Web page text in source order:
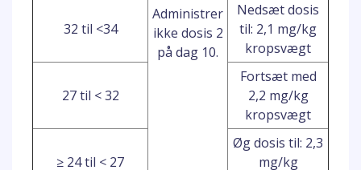
Administrer
ikke dosis 2
på dag 10.
32 til <34
Nedsæt dosis
til: 2,1 mg/kg
kropsvægt
27 til < 32
Fortsæt med
2,2 mg/kg
kropsvægt
≥ 24 til < 27
Øg dosis til: 2,3
mg/kg